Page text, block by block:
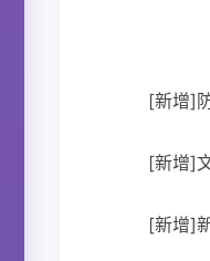
[新增]
[新增]
[新增]